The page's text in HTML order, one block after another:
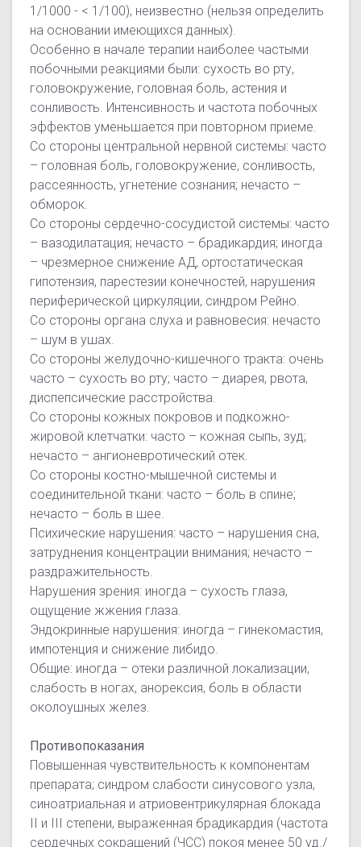
1/1000 - < 1/100), неизвестно (нельзя определить
на основании имеющихся данных).
Особенно в начале терапии наиболее частыми
побочными реакциями были: сухость во рту,
головокружение, головная боль, астения и
сонливость. Интенсивность и частота побочных
эффектов уменьшается при повторном приеме.
Со стороны центральной нервной системы: часто
– головная боль, головокружение, сонливость,
рассеянность, угнетение сознания; нечасто –
обморок.
Со стороны сердечно-сосудистой системы: часто
– вазодилатация; нечасто – брадикардия; иногда
– чрезмерное снижение АД, ортостатическая
гипотензия, парестезии конечностей, нарушения
периферической циркуляции, синдром Рейно.
Со стороны органа слуха и равновесия: нечасто
– шум в ушах.
Со стороны желудочно-кишечного тракта: очень
часто – сухость во рту; часто – диарея, рвота,
диспепсические расстройства.
Со стороны кожных покровов и подкожно-
жировой клетчатки: часто – кожная сыпь, зуд;
нечасто – ангионевротический отек.
Со стороны костно-мышечной системы и
соединительной ткани: часто – боль в спине;
нечасто – боль в шее.
Психические нарушения: часто – нарушения сна,
затруднения концентрации внимания; нечасто –
раздражительность.
Нарушения зрения: иногда – сухость глаза,
ощущение жжения глаза.
Эндокринные нарушения: иногда – гинекомастия,
импотенция и снижение либидо.
Общие: иногда – отеки различной локализации,
слабость в ногах, анорексия, боль в области
околоушных желез.
Противопоказания
Повышенная чувствительность к компонентам
препарата; синдром слабости синусового узла,
синоатриальная и атриовентрикулярная блокада
II и III степени, выраженная брадикардия (частота
сердечных сокращений (ЧСС) покоя менее 50 уд./